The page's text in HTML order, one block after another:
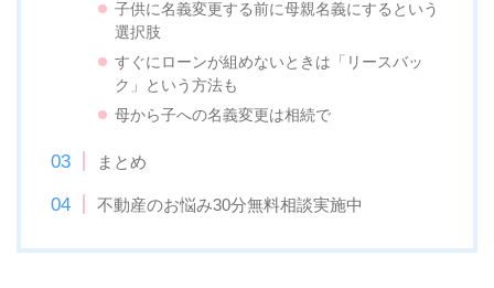
子供に名義変更する前に母親名義にするという
選択肢
すぐにローンが組めないときは「リースバッ
ク」という方法も
母から子への名義変更は相続で
まとめ
不動産のお悩み30分無料相談実施中